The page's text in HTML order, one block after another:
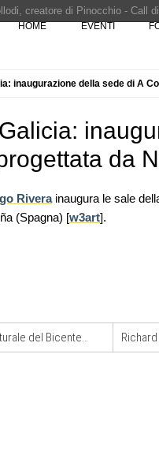
HOME EVENTI
inaugurazione della sede di A
da
Riverainaugura le sale
(Spagna) [w3art].
Concorso Internazionale per il Centro Culturale del Bicentenario (CCB) a Buenos Aires
è sito Unesco: dieci
World Heritage List
creatore di Pinocchio - Call
innovativo di design -